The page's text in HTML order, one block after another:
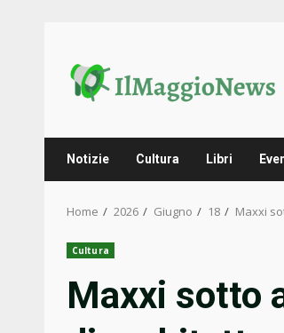
content
Notizie Cultura Libri
Home 2026 Giugno 18 Maxxi
Cultura
Maxxi sotto